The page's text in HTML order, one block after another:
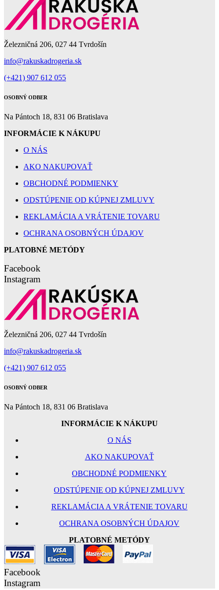
Železničná 206, 027 44 Tvrdošín
info@rakuskadrogeria.sk
(+421) 907 612 055
OSOBNÝ ODBER
Na Pántoch 18, 831 06 Bratislava
INFORMÁCIE K NÁKUPU
O NÁS
AKO NAKUPOVAŤ
OBCHODNÉ PODMIENKY
ODSTÚPENIE OD KÚPNEJ ZMLUVY
REKLAMÁCIA A VRÁTENIE TOVARU
OCHRANA OSOBNÝCH ÚDAJOV
PLATOBNÉ METÓDY
Facebook
Instagram
Železničná 206, 027 44 Tvrdošín
info@rakuskadrogeria.sk
(+421) 907 612 055
OSOBNÝ ODBER
Na Pántoch 18, 831 06 Bratislava
INFORMÁCIE K NÁKUPU
O NÁS
AKO NAKUPOVAŤ
OBCHODNÉ PODMIENKY
ODSTÚPENIE OD KÚPNEJ ZMLUVY
REKLAMÁCIA A VRÁTENIE TOVARU
OCHRANA OSOBNÝCH ÚDAJOV
PLATOBNÉ METÓDY
Facebook
Instagram